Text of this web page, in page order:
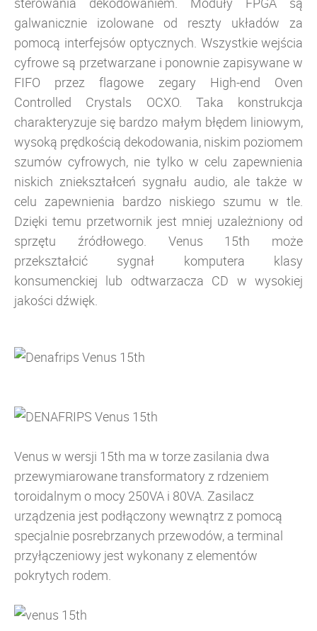
galwanicznie izolowane od reszty układów za
pomocą interfejsów optycznych. Wszystkie wejścia
cyfrowe są przetwarzane i ponownie zapisywane w
FIFO przez flagowe zegary High-end Oven
Controlled Crystals OCXO. Taka konstrukcja
charakteryzuje się bardzo małym błędem liniowym,
wysoką prędkością dekodowania, niskim poziomem
szumów cyfrowych, nie tylko w celu zapewnienia
niskich zniekształceń sygnału audio, ale także w
celu zapewnienia bardzo niskiego szumu w tle.
Dzięki temu przetwornik jest mniej uzależniony od
sprzętu źródłowego. Venus 15th może
przekształcić sygnał komputera klasy
konsumenckiej lub odtwarzacza CD w wysokiej
jakości dźwięk.
Venus w wersji 15th ma w torze zasilania dwa
przewymiarowane transformatory z rdzeniem
toroidalnym o mocy 250VA i 80VA. Zasilacz
urządzenia jest podłączony wewnątrz z pomocą
specjalnie posrebrzanych przewodów, a terminal
przyłączeniowy jest wykonany z elementów
pokrytych rodem.